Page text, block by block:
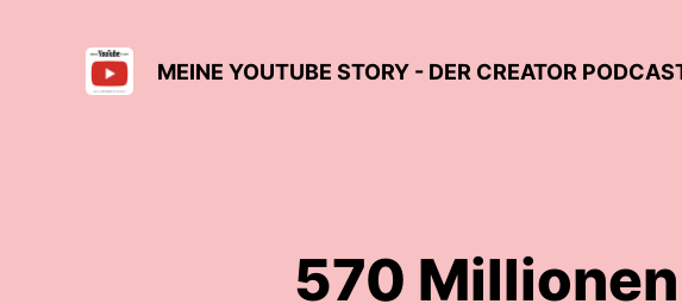
MEINE YOUTUBE STORY - DER CREATOR
570